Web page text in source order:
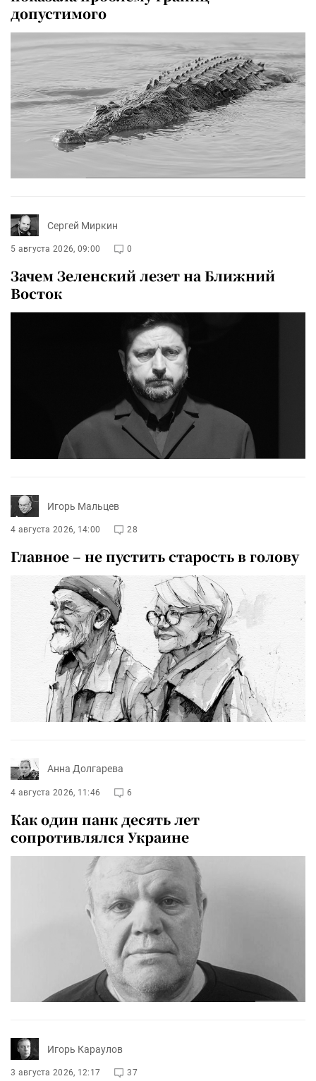
допустимого
Сергей Миркин
5 августа 2026, 09:00 0
Зачем Зеленский лезет на Ближний
Восток
Игорь Мальцев
4 августа 2026, 14:00 28
Главное – не пустить старость в голову
Анна Долгарева
4 августа 2026, 11:46 6
Как один панк десять лет
сопротивлялся Украине
Игорь Караулов
3 августа 2026, 12:17 37